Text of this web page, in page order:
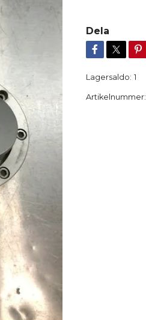
Dela
Lagersaldo: 1
Artikelnummer: